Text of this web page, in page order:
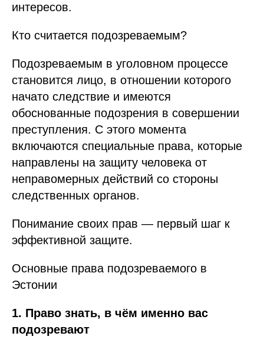
интересов.
Кто считается подозреваемым?
Подозреваемым в уголовном процессе
становится лицо, в отношении которого
начато следствие и имеются
обоснованные подозрения в совершении
преступления. С этого момента
включаются специальные права, которые
направлены на защиту человека от
неправомерных действий со стороны
следственных органов.
Понимание своих прав — первый шаг к
эффективной защите.
Основные права подозреваемого в
Эстонии
1. Право знать, в чём именно вас
подозревают